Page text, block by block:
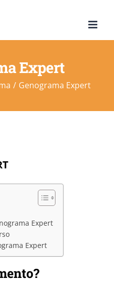
Expert
Genograma Expert
Expert
Expert